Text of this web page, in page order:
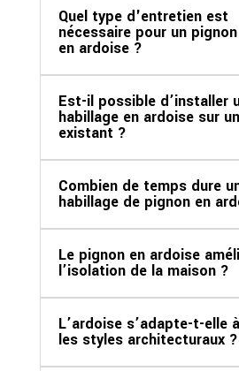
Quel type d'entretien est
nécessaire pour un
en ardoise ?
Est-il possible d’installer
habillage en ardoise sur
existant ?
Combien de temps dure
habillage de pignon en
Le pignon en ardoise
l’isolation de la maison ?
L’ardoise s’adapte-t-elle
les styles architecturaux ?